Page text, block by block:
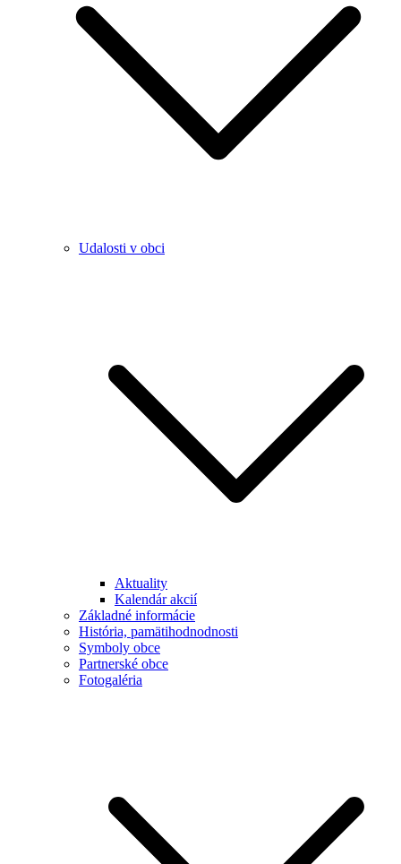
Udalosti v obci
Aktuality
Kalendár akcií
Základné informácie
História, pamätihodnodnosti
Symboly obce
Partnerské obce
Fotogaléria